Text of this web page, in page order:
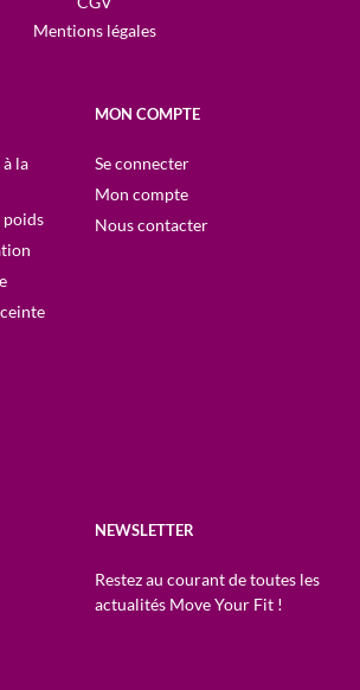
Mentions légales
la
poids
MON COMPTE
Se connecter
Mon compte
Nous contacter
NEWSLETTER
Restez au courant de toutes les
actualités Move Your Fit !